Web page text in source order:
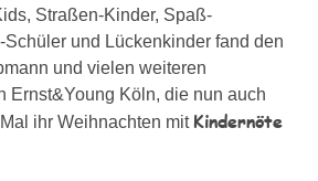
Straßen-Kinder, Spaß-
und Lückenkinder fand den
und vielen weiteren
Ernst&Young Köln, die nun auch
ihr Weihnachten mitKindernöte